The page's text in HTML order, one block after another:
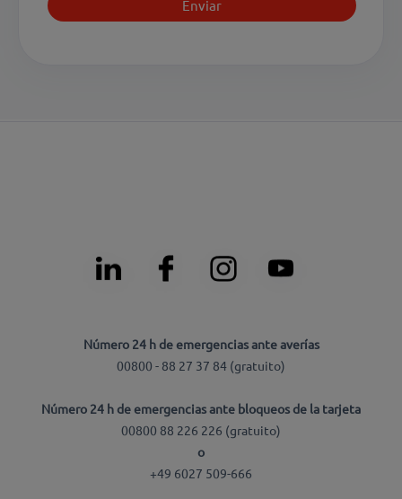
Número 24 h de emergencias ante averías
00800 - 88 27 37 84 (gratuito)
Número 24 h de emergencias ante bloqueos de la tarjeta
00800 88 226 226 (gratuito)
o
+49 6027 509-666